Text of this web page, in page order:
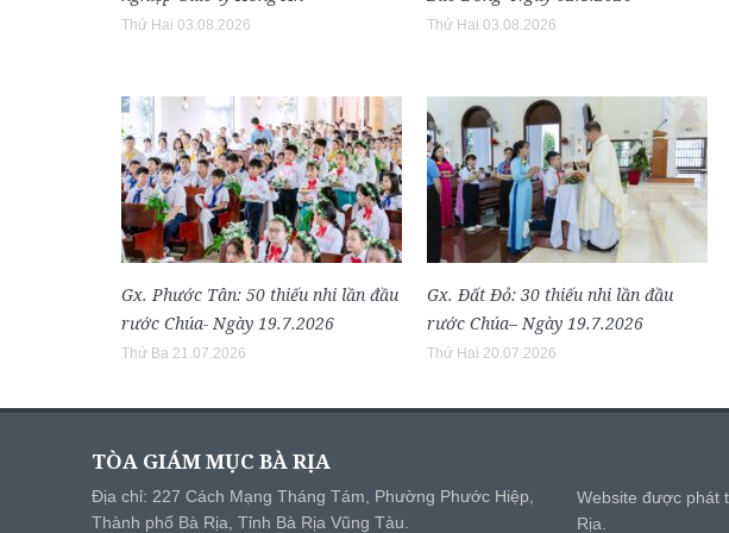
Thứ Hai 03.08.2026 Thứ Hai 03.08.2026
Gx. Phước Tân: 50 thiếu nhi lần đầu
rước Chúa- Ngày 19.7.2026
Thứ Ba 21.07.2026
Gx. Đất Đỏ: 30 thiếu nhi lần đầu
rước Chúa– Ngày 19.7.2026
Thứ Hai 20.07.2026
TÒA GIÁM MỤC BÀ RỊA
Địa chỉ: 227 Cách Mạng Tháng Tám, Phường Phước Hiệp,
Thành phố Bà Rịa, Tỉnh Bà Rịa Vũng Tàu.
Website được phát
Rịa.